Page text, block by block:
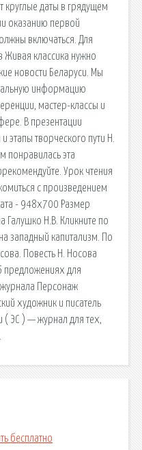
круглые даты в грядущем
оказанию первой
включаться. Для
Живая классика нужно
новости Беларуси. Мы
информацию
мастер-классы и
В презентации
этапы творческого пути Н.
понравилась эта
Урок чтения
с произведением
- 948х700 Размер
Н.В. Кликните по
западный капитализм. По
Повесть Н. Носова
предложениях для
журнала Персонаж
художник и писатель
( ЭС ) — журнал для тех,
бесплатно